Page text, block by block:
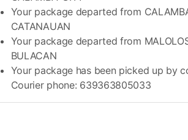
Your package departed from
CATANAUAN
Your package departed from
BULACAN
Your package has been picked up by
Courier phone: 639363805033